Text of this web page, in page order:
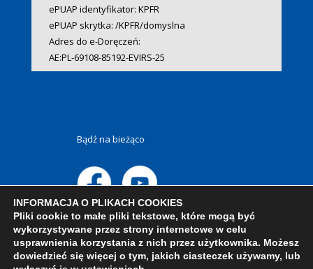
ePUAP identyfikator: KPFR
ePUAP skrytka: /KPFR/domyslna
Adres do e-Doręczeń:
AE:PL-69108-85192-EVIRS-25
Bądź na bieżąco
INFORMACJA O PLIKACH COOKIES
Pliki cookie to małe pliki tekstowe, które mogą być
wykorzystywane przez strony internetowe w celu
usprawnienia korzystania z nich przez użytkownika. Możesz
dowiedzieć się więcej o tym, jakich ciasteczek używamy, lub